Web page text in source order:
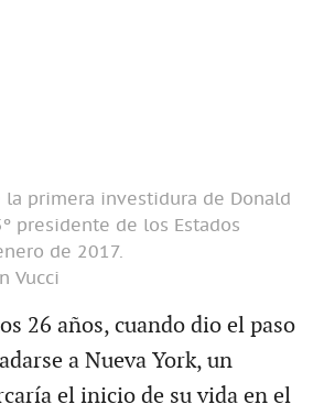
la primera investidura de Donald
presidente de los Estados
de 2017.
Vucci
26 años, cuando dio el paso
a Nueva York, un
el inicio de su vida en el